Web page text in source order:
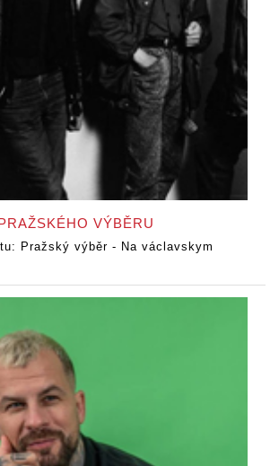
VÝBĚRU
Pražský výběr - Na václavskym